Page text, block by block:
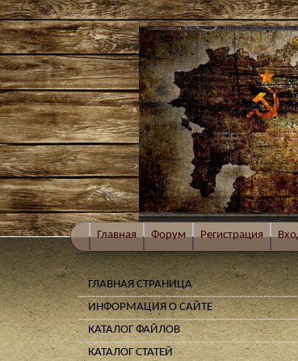
Главная Форум Регистрация
ГЛАВНАЯ СТРАНИЦА
ИНФОРМАЦИЯ О САЙТЕ
КАТАЛОГ ФАЙЛОВ
КАТАЛОГ СТАТЕЙ